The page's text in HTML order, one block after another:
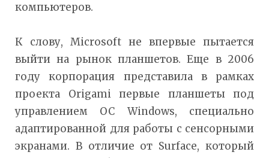
компьютеров.
К слову, Microsoft не впервые пытается
выйти на рынок планшетов. Еще в 2006
году корпорация представила в рамках
проекта Origami первые планшеты под
управлением ОС Windows, специально
адаптированной для работы с сенсорными
экранами. В отличие от Surface, который